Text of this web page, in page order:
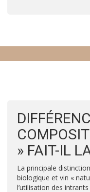
» FAIT-IL
La principale
biologique et vin «
l’utilisation des